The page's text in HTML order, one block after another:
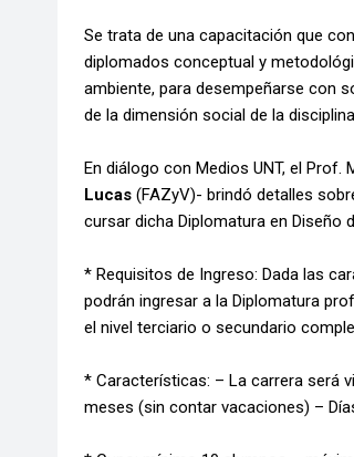
Se trata de una capacitación que
diplomados conceptual y
ambiente, para desempeñarse con
de la dimensión social de la
En diálogo con Medios UNT, el Prof.
Lucas (FAZyV)- brindó detalles
cursar dicha Diplomatura en Diseño
* Requisitos de Ingreso: Dada las
podrán ingresar a la Diplomatura
el nivel terciario o secundario
* Características: – La carrera será
meses (sin contar vacaciones) –